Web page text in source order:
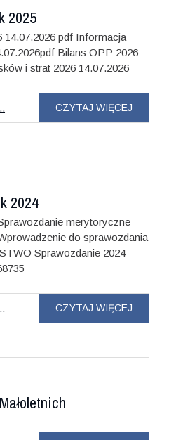
2025
pdf Informacja
Bilans OPP 2026
i strat 2026 14.07.2026
CZYTAJ WIĘCEJ
2024
merytoryczne
do sprawozdania
Sprawozdanie 2024
CZYTAJ WIĘCEJ